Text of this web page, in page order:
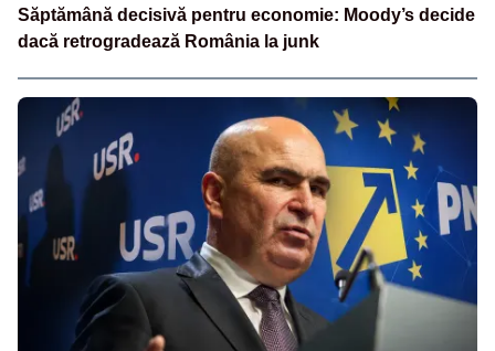
Săptămână decisivă pentru economie: Moody’s decide
dacă retrogradează România la junk